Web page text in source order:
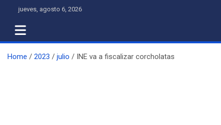
content
jueves, agosto 6, 2026
Home 2023 julio INE va a fiscalizar corcholatas